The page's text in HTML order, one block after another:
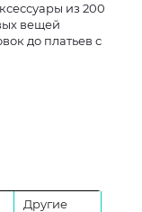
из 200
вещей
до платьев с
Другие